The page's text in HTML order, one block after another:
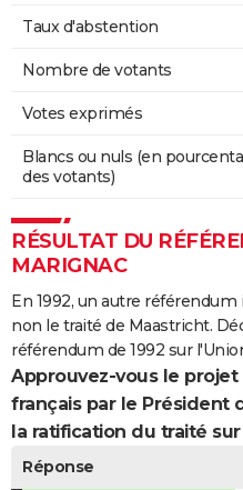
Taux d'abstention
Nombre de votants
Votes exprimés
Blancs ou nuls (en
des votants)
RÉSULTAT DU
MARIGNAC
En 1992, un autre référendum
non le traité de Maastricht.
référendum de 1992 sur
Approuvez-vous le
français par le Président
la ratification du traité
Réponse